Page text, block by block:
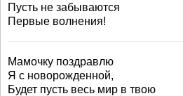
Пусть не забываются
Первые волнения!
Мамочку поздравлю
Я с новорожденной,
Будет пусть весь мир в твою